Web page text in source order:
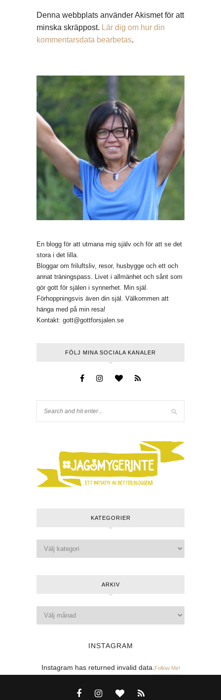
Denna webbplats använder Akismet för att
minska skräppost. Lär dig om hur din
kommentarsdata bearbetas.
En blogg för att utmana mig själv och för att se det
stora i det lilla.
Bloggar om friluftsliv, resor, husbygge och ett och
annat träningspass. Livet i allmänhet och sånt som
gör gott för själen i synnerhet. Min själ.
Förhoppningsvis även din själ. Välkommen att
hänga med på min resa!
Kontakt: gott@gottforsjalen.se
FÖLJ MINA SOCIALA KANALER
KATEGORIER
ARKIV
INSTAGRAM
Instagram has returned invalid data. Follow Me!